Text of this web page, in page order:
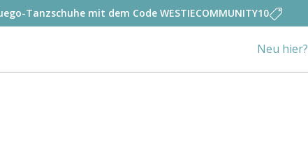
Tanzschuhe mit dem Code WESTIECOMMUNITY10
Neu hier?